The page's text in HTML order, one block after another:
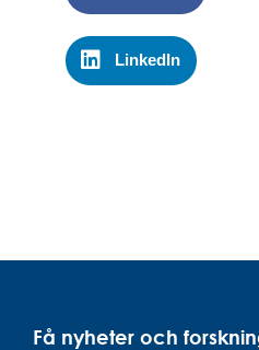
LinkedIn
Få nyheter och